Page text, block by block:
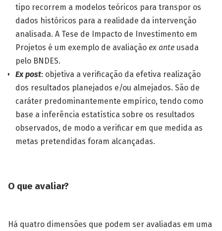
tipo recorrem a modelos teóricos para transpor os
dados históricos para a realidade da intervenção
analisada. A Tese de Impacto de Investimento em
Projetos é um exemplo de avaliação ex ante usada
pelo BNDES.
Ex post: objetiva a verificação da efetiva realização
dos resultados plane­jados e/ou almejados. São de
caráter predominantemente empírico, tendo como
base a inferência estatística sobre os resultados
observados, de modo a verificar em que medida as
metas pretendidas foram alcançadas.
O que avaliar?
Há quatro dimensões que podem ser avaliadas em uma